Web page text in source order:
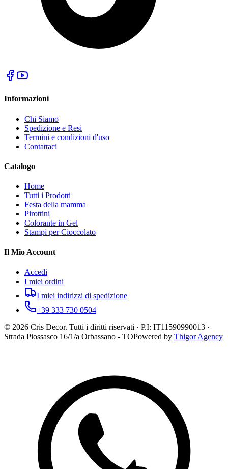
Informazioni
Chi Siamo
Spedizione e Resi
Termini e condizioni d'uso
Contattaci
Catalogo
Home
Tutti i Prodotti
Festa della mamma
Pirottini
Colorante in Gel
Stampi per Cioccolato
Il Mio Account
Accedi
I miei ordini
I miei indirizzi di spedizione
+39 333 730 0504
© 2026 Cris Decor. Tutti i diritti riservati · P.I: IT11590990013 ·
Strada Piossasco 16/1/a Orbassano - TOPowered by Thigor Agency